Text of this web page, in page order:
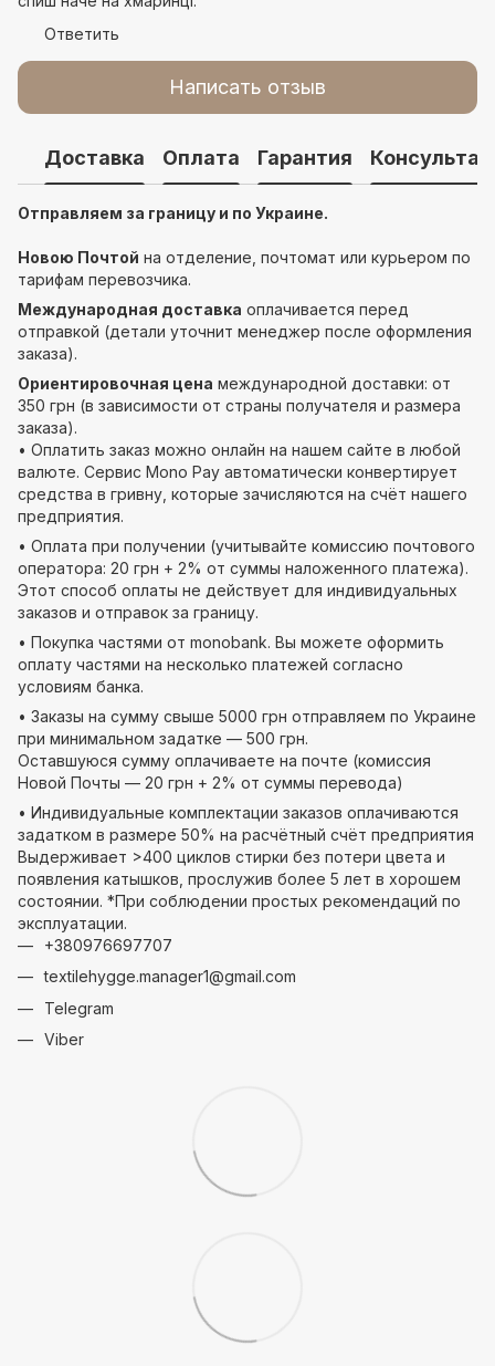
Ответить
Написать отзыв
Доставка Оплата Гарантия
Отправляем за границу и по Украине.
Новою Почтой на отделение, почтомат или курьером по
тарифам перевозчика.
Международная доставка оплачивается перед
отправкой (детали уточнит менеджер после оформления
заказа).
Ориентировочная цена международной доставки: от
350 грн (в зависимости от страны получателя и размера
заказа).
• Оплатить заказ можно онлайн на нашем сайте в любой
валюте. Сервис Mono Pay автоматически конвертирует
средства в гривну, которые зачисляются на счёт нашего
предприятия.
• Оплата при получении (учитывайте комиссию почтового
оператора: 20 грн + 2% от суммы наложенного платежа).
Этот способ оплаты не действует для индивидуальных
заказов и отправок за границу.
• Покупка частями от monobank. Вы можете оформить
оплату частями на несколько платежей согласно
условиям банка.
• Заказы на сумму свыше 5000 грн отправляем по Украине
при минимальном задатке — 500 грн.
Оставшуюся сумму оплачиваете на почте (комиссия
Новой Почты — 20 грн + 2% от суммы перевода)
• Индивидуальные комплектации заказов оплачиваются
задатком в размере 50% на расчётный счёт предприятия
Выдерживает >400 циклов стирки без потери цвета и
появления катышков, прослужив более 5 лет в хорошем
состоянии. *При соблюдении простых рекомендаций по
эксплуатации.
+380976697707
textilehygge.manager1@gmail.com
Telegram
Viber